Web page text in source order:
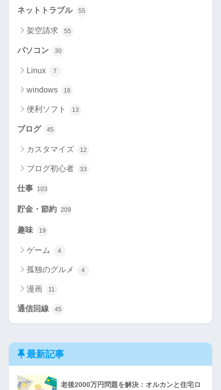
ネットトラブル 55
架空請求 55
パソコン 30
Linux 7
windows 16
便利ソフト 13
ブログ 45
カスタマイズ 12
ブログ初心者 33
仕事 103
貯金・節約 209
趣味 19
ゲーム 4
孤独のグルメ 4
漫画 11
通信回線 45
最新記事
老後2000万円問題を解決：オルカンと住宅ロ